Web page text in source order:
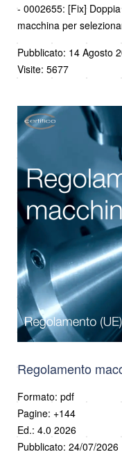
- 0002655: [Fix]
macchina per
Pubblicato: 14 Agosto
Visite: 5677
Regolamento
Formato: pdf
Pagine: +144
Ed.: 4.0 2026
Pubblicato: 24/07/2026